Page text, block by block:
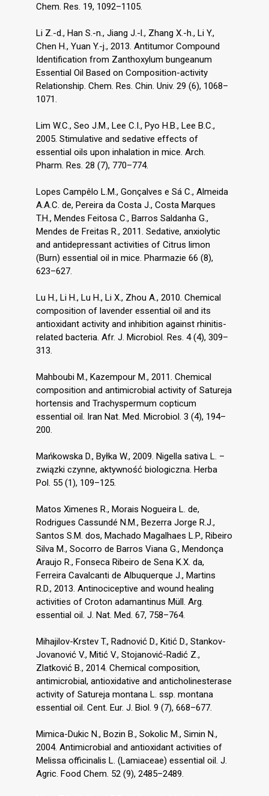
Chem. Res. 19, 1092–1105.
Li Z.-d., Han S.-n., Jiang J.-l., Zhang X.-h., Li Y.,
Chen H., Yuan Y.-j., 2013. Antitumor Compound
Identification from Zanthoxylum bungeanum
Essential Oil Based on Composition-activity
Relationship. Chem. Res. Chin. Univ. 29 (6), 1068–
1071.
Lim W.C., Seo J.M., Lee C.I., Pyo H.B., Lee B.C.,
2005. Stimulative and sedative effects of
essential oils upon inhalation in mice. Arch.
Pharm. Res. 28 (7), 770–774.
Lopes Campêlo L.M., Gonçalves e Sá C., Almeida
A.A.C. de, Pereira da Costa J., Costa Marques
T.H., Mendes Feitosa C., Barros Saldanha G.,
Mendes de Freitas R., 2011. Sedative, anxiolytic
and antidepressant activities of Citrus limon
(Burn) essential oil in mice. Pharmazie 66 (8),
623–627.
Lu H., Li H., Lu H., Li X., Zhou A., 2010. Chemical
composition of lavender essential oil and its
antioxidant activity and inhibition against rhinitis-
related bacteria. Afr. J. Microbiol. Res. 4 (4), 309–
313.
Mahboubi M., Kazempour M., 2011. Chemical
composition and antimicrobial activity of Satureja
hortensis and Trachyspermum copticum
essential oil. Iran Nat. Med. Microbiol. 3 (4), 194–
200.
Mańkowska D., Byłka W., 2009. Nigella sativa L. –
związki czynne, aktywność biologiczna. Herba
Pol. 55 (1), 109–125.
Matos Ximenes R., Morais Nogueira L. de,
Rodrigues Cassundé N.M., Bezerra Jorge R.J.,
Santos S.M. dos, Machado Magalhaes L.P., Ribeiro
Silva M., Socorro de Barros Viana G., Mendonça
Araujo R., Fonseca Ribeiro de Sena K.X. da,
Ferreira Cavalcanti de Albuquerque J., Martins
R.D., 2013. Antinociceptive and wound healing
activities of Croton adamantinus Müll. Arg.
essential oil. J. Nat. Med. 67, 758–764.
Mihajilov-Krstev T., Radnović D., Kitić D., Stankov-
Jovanović V., Mitić V., Stojanović-Radić Z.,
Zlatković B., 2014. Chemical composition,
antimicrobial, antioxidative and anticholinesterase
activity of Satureja montana L. ssp. montana
essential oil. Cent. Eur. J. Biol. 9 (7), 668–677.
Mimica-Dukic N., Bozin B., Sokolic M., Simin N.,
2004. Antimicrobial and antioxidant activities of
Melissa officinalis L. (Lamiaceae) essential oil. J.
Agric. Food Chem. 52 (9), 2485–2489.